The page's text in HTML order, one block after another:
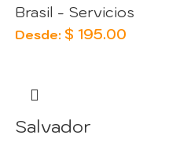
Brasil - Servicios
Desde: $ 195.00
Salvador